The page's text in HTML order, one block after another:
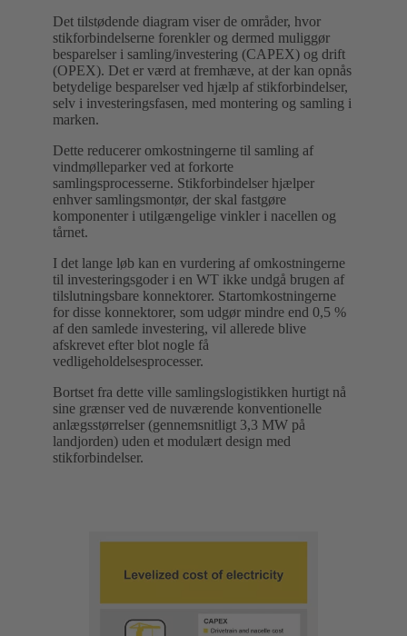
Det tilstødende diagram viser de områder, hvor
stikforbindelserne forenkler og dermed muliggør
besparelser i samling/investering (CAPEX) og drift
(OPEX). Det er værd at fremhæve, at der kan opnås
betydelige besparelser ved hjælp af stikforbindelser,
selv i investeringsfasen, med montering og samling i
marken.
Dette reducerer omkostningerne til samling af
vindmølleparker ved at forkorte
samlingsprocesserne. Stikforbindelser hjælper
enhver samlingsmontør, der skal fastgøre
komponenter i utilgængelige vinkler i nacellen og
tårnet.
I det lange løb kan en vurdering af omkostningerne
til investeringsgoder i en WT ikke undgå brugen af
tilslutningsbare konnektorer. Startomkostningerne
for disse konnektorer, som udgør mindre end 0,5 %
af den samlede investering, vil allerede blive
afskrevet efter blot nogle få
vedligeholdelsesprocesser.
Bortset fra dette ville samlingslogistikken hurtigt nå
sine grænser ved de nuværende konventionelle
anlægsstørrelser (gennemsnitligt 3,3 MW på
landjorden) uden et modulært design med
stikforbindelser.